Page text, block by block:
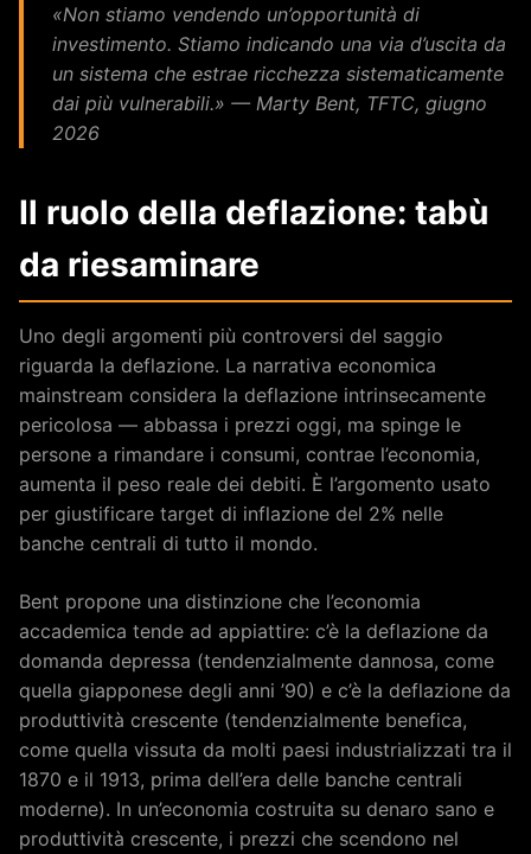
«Non stiamo vendendo un’opportunità di
investimento. Stiamo indicando una via d’uscita da
un sistema che estrae ricchezza sistematicamente
dai più vulnerabili.» — Marty Bent, TFTC, giugno
2026
Il ruolo della deflazione: tabù
da riesaminare
Uno degli argomenti più controversi del saggio
riguarda la deflazione. La narrativa economica
mainstream considera la deflazione intrinsecamente
pericolosa — abbassa i prezzi oggi, ma spinge le
persone a rimandare i consumi, contrae l’economia,
aumenta il peso reale dei debiti. È l’argomento usato
per giustificare target di inflazione del 2% nelle
banche centrali di tutto il mondo.
Bent propone una distinzione che l’economia
accademica tende ad appiattire: c’è la deflazione da
domanda depressa (tendenzialmente dannosa, come
quella giapponese degli anni ’90) e c’è la deflazione da
produttività crescente (tendenzialmente benefica,
come quella vissuta da molti paesi industrializzati tra il
1870 e il 1913, prima dell’era delle banche centrali
moderne). In un’economia costruita su denaro sano e
produttività crescente, i prezzi che scendono nel